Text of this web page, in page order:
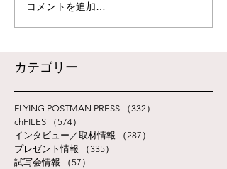
コメントを追加…
​カテゴリー
FLYING POSTMAN PRESS （332）
chFILES
（574）
インタビュー／取材情報
（287）
プレゼント情報
（335）
試写会情報
（57）